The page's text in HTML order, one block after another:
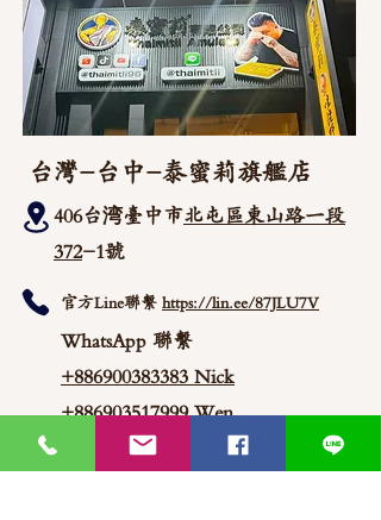
台灣-台中-泰蜜莉旗艦店
406台湾臺中市北屯區東山路一段
372-1號
官方Line聯繫 https://lin.ee/87JLU7V
WhatsApp 聯繫
+886900383383 Nick
+886903517999 Wen